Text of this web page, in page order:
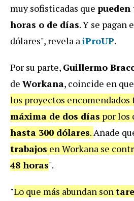
muy sofisticadas que
horas o de días. Y se pagan
dólares", revela aiProUP.
Por su parte, Guillermo
de Workana, coincide en que
los proyectos encomendados
máxima de dos días por los
hasta 300 dólares.Añade
trabajos en Workana se
48 horas".
"Lo que más abundan son